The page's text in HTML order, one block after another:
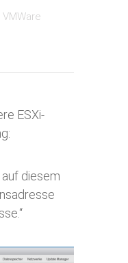
VMWare
ESXi-
diesem